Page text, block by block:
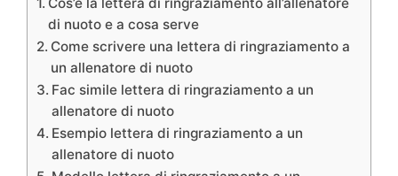
di nuoto e a cosa serve
Come scrivere una lettera di ringraziamento a
un allenatore di nuoto
Fac simile lettera di ringraziamento a un
allenatore di nuoto
Esempio lettera di ringraziamento a un
allenatore di nuoto